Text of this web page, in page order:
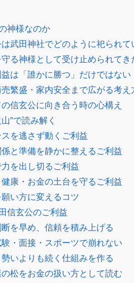
神様なのか
武田神社でどのように祀られて
る神様として受け止められてき
は「誰かに勝つ」だけではない
繁盛・家内安全まで広がる考え
信玄公に向き合う時の心構え
”で読み解く
を逃さず動くご利益
と準備を静かに整えるご利益
を出し切るご利益
康・お金の土台を守るご利益
い方に変えるコツ
信玄公のご利益
を早め、信頼を積み上げる
・面接・スポーツで崩れない
いよりも続く仕組みを作る
松をお金の扱い方として読む